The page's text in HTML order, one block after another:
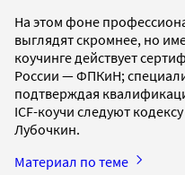
На этом фоне
выглядят скромнее, но
коучинге действует
России — ФПКиН;
подтверждая
ICF-коучи следуют
Лубочкин.
Материал по теме